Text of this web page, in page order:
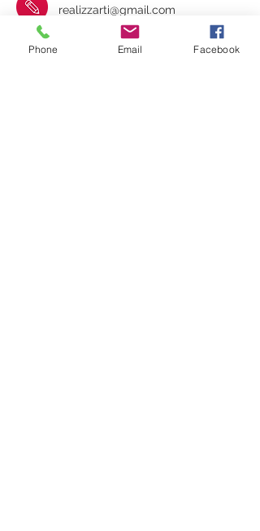
realizzarti@gmail.com
+39 348 3534093
Phone Email Facebook